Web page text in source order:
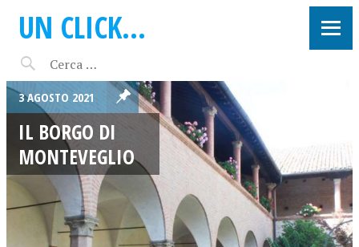
UN CLICK…
3 AGOSTO 2021
IL BORGO DI
MONTEVEGLIO